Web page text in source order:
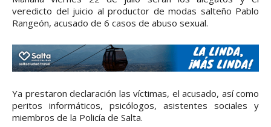
veredicto del juicio al productor de modas salteño Pablo
Rangeón, acusado de 6 casos de abuso sexual.
Ya prestaron declaración las víctimas, el acusado, así como
peritos informáticos, psicólogos, asistentes sociales y
miembros de la Policía de Salta.